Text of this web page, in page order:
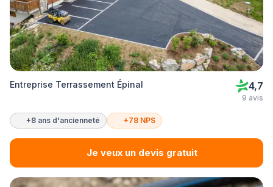
Entreprise Terrassement Épinal 4,7
9 avis
+8 ans d'ancienneté +78 NPS
Je veux un devis gratuit